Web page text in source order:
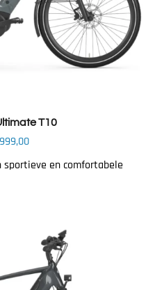
T10
sportieve en comfortabele